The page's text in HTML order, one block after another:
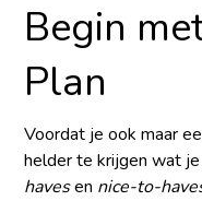
Begin
Plan
Voordat je ook maar
helder te krijgen wat
havesen nice-to-